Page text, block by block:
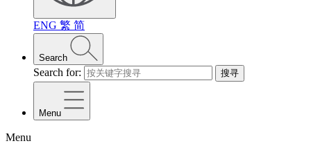
ENG 繁 简
Search
Search for: 搜寻
Menu
Menu